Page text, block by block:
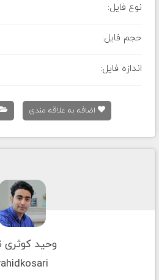
نوع فایل:
حجم فایل:
اندازه فایل:
اضافه به علاقه مندی
وحید کوثری